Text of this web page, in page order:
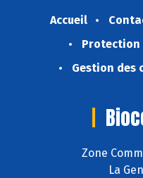
Accueil
Protection
Gestion des
Zone
La